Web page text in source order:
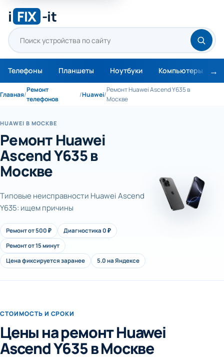
i FIX -it
Телефоны Планшеты Ноутбуки Компьютеры
Главная/
Ремонт
телефонов
/Huawei/
Ремонт Huawei Ascend Y635 в
Москве
HUAWEI В МОСКВЕ
Ремонт Huawei
Ascend Y635 в
Москве
Типовые неисправности Huawei Ascend
Y635: ищем причины
Ремонт от 500 ₽
Диагностика 0 ₽
Ремонт от 15 минут
Цена фиксируется заранее
5.0 на Яндексе
СТОИМОСТЬ И СРОКИ
Цены на ремонт Huawei
Ascend Y635 в Москве